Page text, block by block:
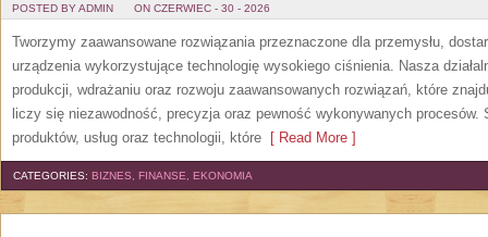
POSTED BY ADMIN ON CZERWIEC - 30 - 2026
Tworzymy zaawansowane rozwiązania przeznaczone dla przemysłu,
urządzenia wykorzystujące technologię wysokiego ciśnienia. Nasza
produkcji, wdrażaniu oraz rozwoju zaawansowanych rozwiązań, które
liczy się niezawodność, precyzja oraz pewność wykonywanych procesów.
produktów, usług oraz technologii, które [ Read More ]
CATEGORIES: BIZNES, FINANSE, EKONOMIA